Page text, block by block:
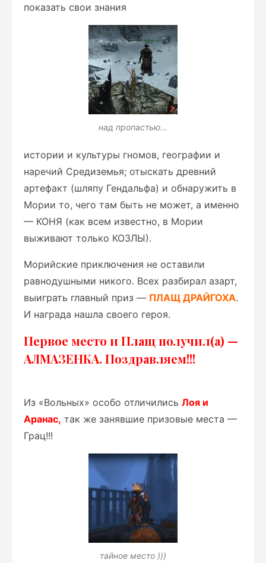
показать свои знания
над пропастью…
истории и культуры гномов, географии и
наречий Средиземья; отыскать древний
артефакт (шляпу Гендальфа) и обнаружить в
Мории то, чего там быть не может, а именно
— КОНЯ (как всем известно, в Мории
выживают только КОЗЛЫ).
Морийские приключения не оставили
равнодушными никого. Всех разбирал азарт,
выиграть главный приз — ПЛАЩ ДРАЙГОХА.
И награда нашла своего героя.
Первое место и Плащ получил(а) —
АЛМАЗЕНКА. Поздравляем!!!
Из «Вольных» особо отличились Лоя и
Аранас, так же занявшие призовые места —
Грац!!!
тайное место )))